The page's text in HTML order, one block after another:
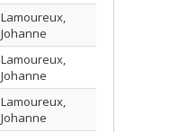
Lamoureux,
Johanne
Lamoureux,
Johanne
Lamoureux,
Johanne